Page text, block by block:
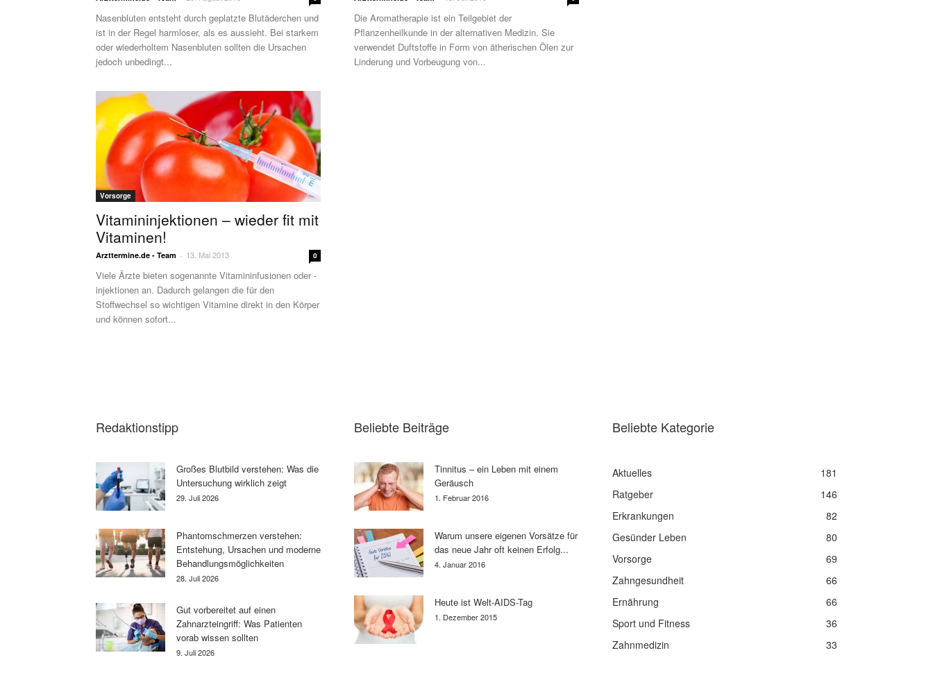
Nasenbluten entsteht durch geplatzte Blutäderchen und
ist in der Regel harmloser, als es aussieht. Bei starkem
oder wiederholtem Nasenbluten sollten die Ursachen
jedoch unbedingt...
Die Aromatherapie ist ein Teilgebiet der
Pflanzenheilkunde in der alternativen Medizin. Sie
verwendet Duftstoffe in Form von ätherischen Ölen zur
Linderung und Vorbeugung von...
Vorsorge
Vitamininjektionen – wieder fit mit
Vitaminen!
Arzttermine.de - Team - 13. Mai 2013 0
Viele Ärzte bieten sogenannte Vitamininfusionen oder -
injektionen an. Dadurch gelangen die für den
Stoffwechsel so wichtigen Vitamine direkt in den Körper
und können sofort...
Redaktionstipp
Großes Blutbild verstehen: Was die
Untersuchung wirklich zeigt
29. Juli 2026
Phantomschmerzen verstehen:
Entstehung, Ursachen und moderne
Behandlungsmöglichkeiten
28. Juli 2026
Gut vorbereitet auf einen
Zahnarzteingriff: Was Patienten
vorab wissen sollten
9. Juli 2026
Beliebte Beiträge
Tinnitus – ein Leben mit einem
Geräusch
1. Februar 2016
Warum unsere eigenen Vorsätze für
das neue Jahr oft keinen Erfolg...
4. Januar 2016
Heute ist Welt-AIDS-Tag
1. Dezember 2015
Beliebte Kategorie
Aktuelles
181
Ratgeber
146
Erkrankungen
82
Gesünder Leben
80
Vorsorge
69
Zahngesundheit
66
Ernährung
66
Sport und Fitness
36
Zahnmedizin
33